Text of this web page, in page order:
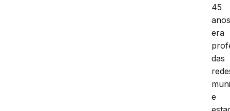
45
era
das
e